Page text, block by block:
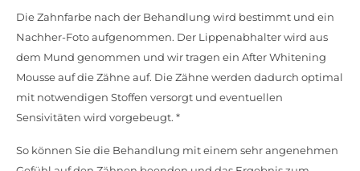
Die Zahnfarbe nach der Behandlung wird bestimmt und ein
Nachher-Foto aufgenommen. Der Lippenabhalter wird aus
dem Mund genommen und wir tragen ein After Whitening
Mousse auf die Zähne auf. Die Zähne werden dadurch optimal
mit notwendigen Stoffen versorgt und eventuellen
Sensivitäten wird vorgebeugt. *
So können Sie die Behandlung mit einem sehr angenehmen